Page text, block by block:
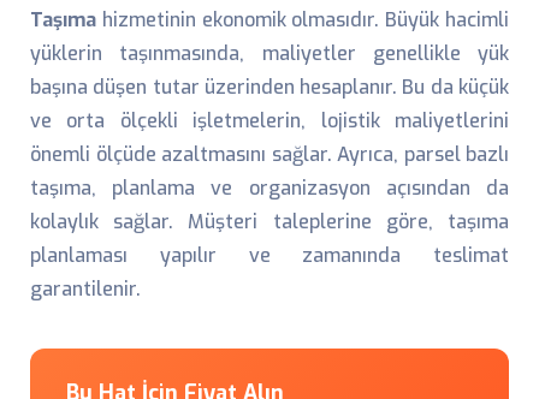
Taşıma hizmetinin ekonomik olmasıdır. Büyük hacimli
yüklerin taşınmasında, maliyetler genellikle yük
başına düşen tutar üzerinden hesaplanır. Bu da küçük
ve orta ölçekli işletmelerin, lojistik maliyetlerini
önemli ölçüde azaltmasını sağlar. Ayrıca, parsel bazlı
taşıma, planlama ve organizasyon açısından da
kolaylık sağlar. Müşteri taleplerine göre, taşıma
planlaması yapılır ve zamanında teslimat
garantilenir.
Bu Hat İçin Fiyat Alın